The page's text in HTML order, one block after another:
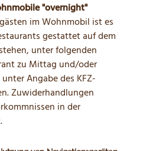
"overnight"
im Wohnmobil ist es
gestattet auf dem
unter folgenden
zu Mittag und/oder
Angabe des KFZ-
Zuwiderhandlungen
in der